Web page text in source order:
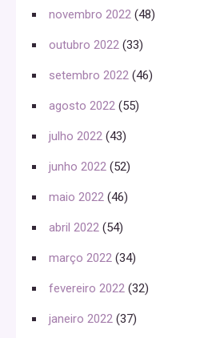
novembro 2022 (48)
outubro 2022 (33)
setembro 2022 (46)
agosto 2022 (55)
julho 2022 (43)
junho 2022 (52)
maio 2022 (46)
abril 2022 (54)
março 2022 (34)
fevereiro 2022 (32)
janeiro 2022 (37)